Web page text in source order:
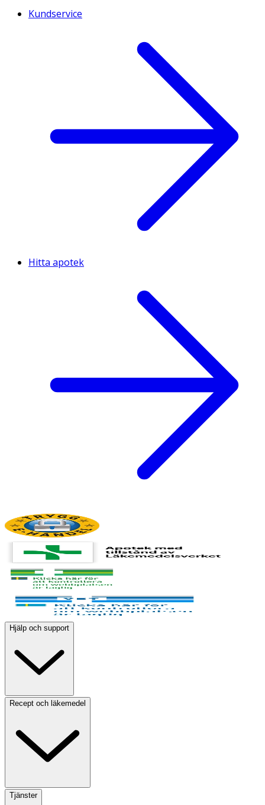
Kundservice
Hitta apotek
Hjälp och support
Recept och läkemedel
Tjänster